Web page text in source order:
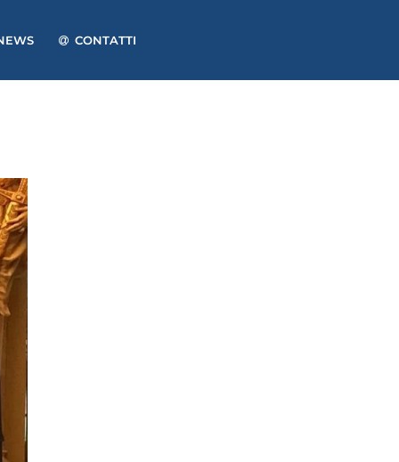
CONTATTI